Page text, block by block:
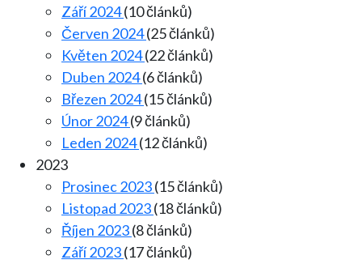
Září 2024(10 článků)
Červen 2024(25 článků)
Květen 2024(22 článků)
Duben 2024(6 článků)
Březen 2024(15 článků)
Únor 2024(9 článků)
Leden 2024(12 článků)
2023
Prosinec 2023(15 článků)
Listopad 2023(18 článků)
Říjen 2023(8 článků)
Září 2023(17 článků)